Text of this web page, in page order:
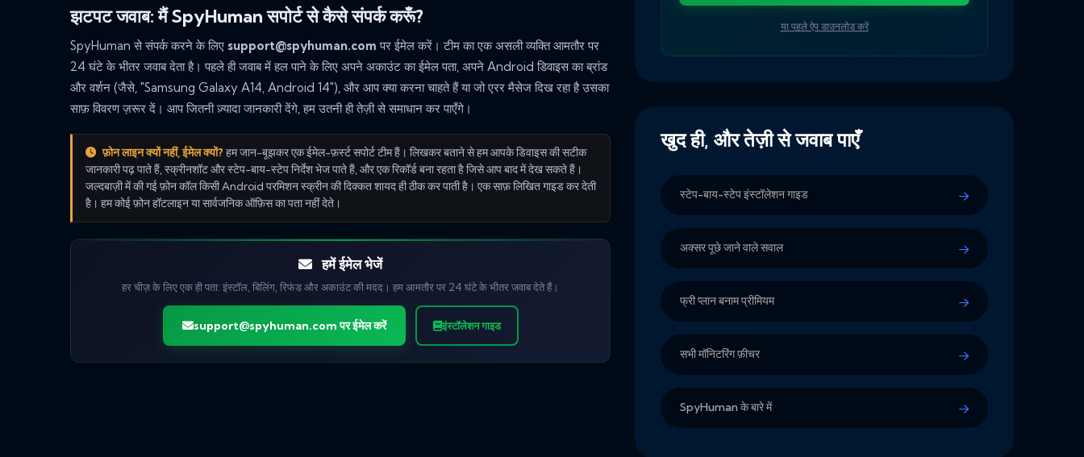
झटपट जवाब: मैं SpyHuman सपोर्ट से कैसे संपर्क करूँ?
SpyHuman से संपर्क करने के लिए support@spyhuman.com पर ईमेल करें। टीम का एक असली व्यक्ति आमतौर पर
24 घंटे के भीतर जवाब देता है। पहले ही जवाब में हल पाने के लिए अपने अकाउंट का ईमेल पता, अपने Android डिवाइस का ब्रांड
और वर्शन (जैसे, "Samsung Galaxy A14, Android 14"), और आप क्या करना चाहते हैं या जो एरर मैसेज दिख रहा है उसका
साफ़ विवरण ज़रूर दें। आप जितनी ज़्यादा जानकारी देंगे, हम उतनी ही तेज़ी से समाधान कर पाएँगे।
फ़ोन लाइन क्यों नहीं, ईमेल क्यों? हम जान-बूझकर एक ईमेल-फ़र्स्ट सपोर्ट टीम हैं। लिखकर बताने से हम आपके डिवाइस की सटीक
जानकारी पढ़ पाते हैं, स्क्रीनशॉट और स्टेप-बाय-स्टेप निर्देश भेज पाते हैं, और एक रिकॉर्ड बना रहता है जिसे आप बाद में देख सकते हैं।
जल्दबाज़ी में की गई फ़ोन कॉल किसी Android परमिशन स्क्रीन की दिक्कत शायद ही ठीक कर पाती है। एक साफ़ लिखित गाइड कर देती
है। हम कोई फ़ोन हॉटलाइन या सार्वजनिक ऑफ़िस का पता नहीं देते।
हमें ईमेल भेजें
हर चीज़ के लिए एक ही पता: इंस्टॉल, बिलिंग, रिफंड और अकाउंट की मदद। हम आमतौर पर 24 घंटे के भीतर जवाब देते हैं।
support@spyhuman.comपर ईमेल करें इंस्टॉलेशन गाइड
या पहले ऐप डाउनलोड करें
खुद ही, और तेज़ी से जवाब पाएँ
स्टेप-बाय-स्टेप इंस्टॉलेशन गाइड
अक्सर पूछे जाने वाले सवाल
फ्री प्लान बनाम प्रीमियम
सभी मॉनिटरिंग फ़ीचर
SpyHuman के बारे में